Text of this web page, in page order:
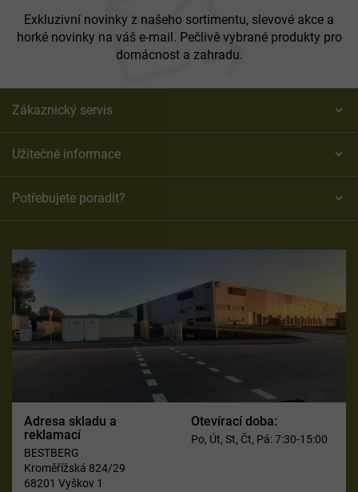
Exkluzivní novinky z našeho sortimentu, slevové akce a
horké novinky na váš e-mail. Pečlivě vybrané produkty pro
domácnost a zahradu.
Zákaznický servis
Užitečné informace
Potřebujete poradit?
Adresa skladu a
reklamací
BESTBERG
Kroměřížská 824/29
68201 Vyškov 1
Otevírací doba:
Po, Út, St, Čt, Pá: 7:30-15:00